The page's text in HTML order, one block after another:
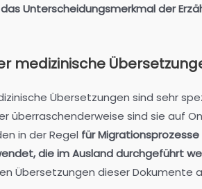
Unterscheidungsmerkmal der
medizinische
Übersetzungen sind sehr
überraschenderweise sind sie auf
in der Regel für
die im Ausland durchgeführt
Übersetzungen dieser Dokumente